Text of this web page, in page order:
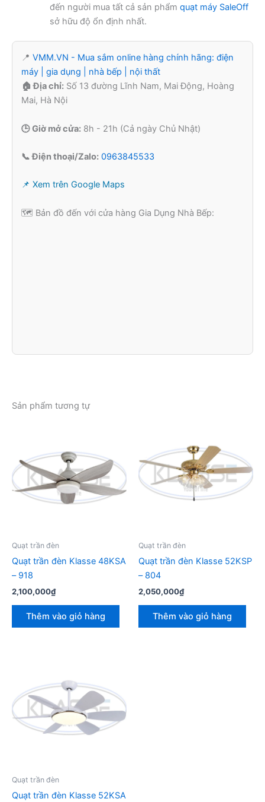
đến người mua tất cả sản phẩm quạt máy SaleOff
sở hữu độ ổn định nhất.
📍 VMM.VN - Mua sắm online hàng chính hãng: điện
máy | gia dụng | nhà bếp | nội thất
🏠 Địa chỉ: Số 13 đường Lĩnh Nam, Mai Động, Hoàng
Mai, Hà Nội
🕒 Giờ mở cửa: 8h - 21h (Cả ngày Chủ Nhật)
📞 Điện thoại/Zalo: 0963845533
📌 Xem trên Google Maps
🗺️ Bản đồ đến với cửa hàng Gia Dụng Nhà Bếp:
Sản phẩm tương tự
Quạt trần đèn
Quạt trần đèn Klasse 48KSA
– 918
2,100,000₫
Thêm vào giỏ hàng
Quạt trần đèn
Quạt trần đèn Klasse 52KSP
– 804
2,050,000₫
Thêm vào giỏ hàng
Quạt trần đèn
Quạt trần đèn Klasse 52KSA